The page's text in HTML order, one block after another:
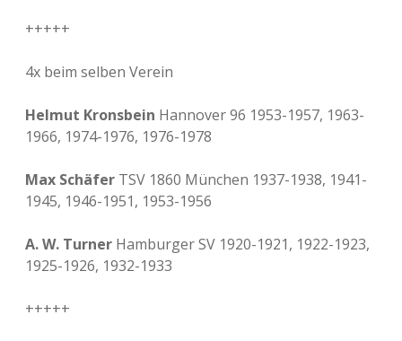
+++++
4x beim selben Verein
Helmut Kronsbein Hannover 96 1953-1957, 1963-
1966, 1974-1976, 1976-1978
Max Schäfer TSV 1860 München 1937-1938, 1941-
1945, 1946-1951, 1953-1956
A. W. Turner Hamburger SV 1920-1921, 1922-1923,
1925-1926, 1932-1933
+++++